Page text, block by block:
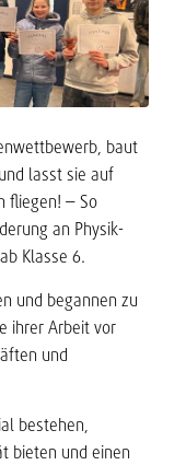
baut
lasst sie auf
fliegen! – So
an Physik-
Klasse 6.
und begannen zu
ihrer Arbeit vor
und
bestehen,
bieten und einen